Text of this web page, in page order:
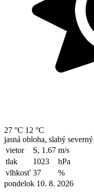
27 °C 12 °C
jasná obloha, slabý
vietor
S, 1.67 m/s
tlak
1023
hPa
vlhkosť 37
%
pondelok 10. 8. 2026